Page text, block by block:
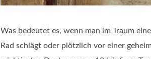
Was bedeutet es, wenn man im Traum
Rad schlägt oder plötzlich vor einer